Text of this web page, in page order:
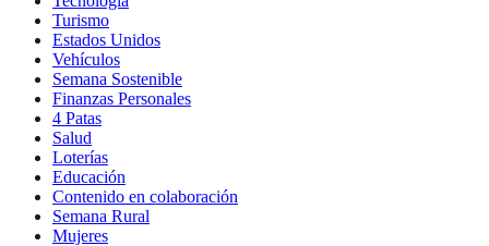
Turismo
Estados Unidos
Vehículos
Semana Sostenible
Finanzas Personales
4 Patas
Salud
Loterías
Educación
Contenido en colaboración
Semana Rural
Mujeres